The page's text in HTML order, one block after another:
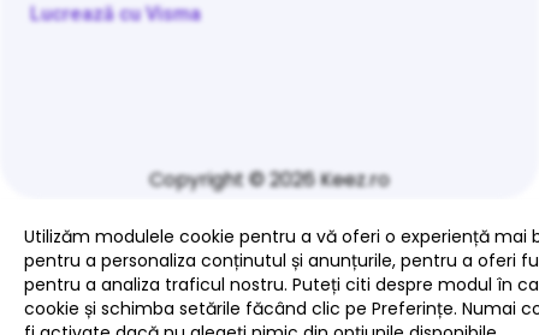
Lucrează cu Visma
Copyright © 2026 Keez.ro